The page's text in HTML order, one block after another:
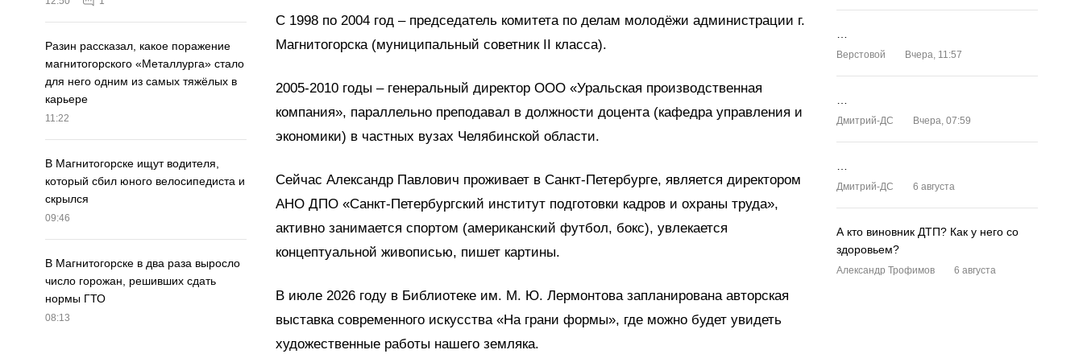
Разин рассказал, какое поражение
магнитогорского «Металлурга» стало
для него одним из самых тяжёлых в
карьере
11:22
В Магнитогорске ищут водителя,
который сбил юного велосипедиста и
скрылся
09:46
В Магнитогорске в два раза выросло
число горожан, решивших сдать
нормы ГТО
08:13
С 1998 по 2004 год – председатель комитета по делам молодёжи администрации г.
Магнитогорска (муниципальный советник II класса).
2005-2010 годы – генеральный директор ООО «Уральская производственная
компания», параллельно преподавал в должности доцента (кафедра управления и
экономики) в частных вузах Челябинской области.
Сейчас Александр Павлович проживает в Санкт-Петербурге, является директором
АНО ДПО «Санкт-Петербургский институт подготовки кадров и охраны труда»,
активно занимается спортом (американский футбол, бокс), увлекается
концептуальной живописью, пишет картины.
В июле 2026 году в Библиотеке им. М. Ю. Лермонтова запланирована авторская
выставка современного искусства «На грани формы», где можно будет увидеть
художественные работы нашего земляка.
Верстовой Вчера, 11:57
Дмитрий-ДС Вчера, 07:59
Дмитрий-ДС 6 августа
А кто виновник ДТП? Как у него со
здоровьем?
Александр Трофимов 6 августа